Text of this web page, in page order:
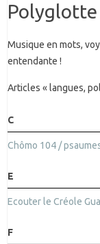
Polyglotte
Musique en mots,
entendante !
Articles « langues,
C
Chômo 104 /
E
Ecouter le Créole
F